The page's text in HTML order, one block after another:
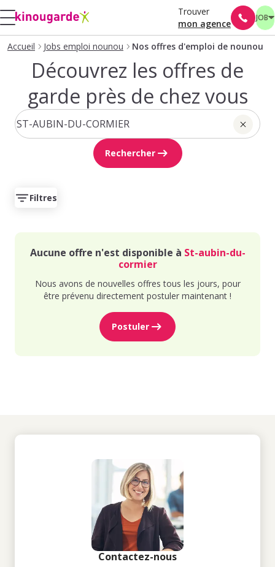
Trouver
mon agence
JOB
Accueil Jobs emploi nounou Nos offres d'emploi de nounou
Découvrez les offres de
garde près de chez vous
Rechercher
Filtres
Aucune offre n'est disponible à St-aubin-du-
cormier
Nous avons de nouvelles offres tous les jours, pour
être prévenu directement postuler maintenant !
Postuler
Contactez-nous